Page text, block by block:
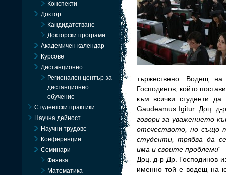
тържествено. Водещ
Господинов, който
към всички студенти да
Gaudeamus Igitur. Доц. д-
говори за уважението
отечеството, но също
студенти, трябва да
има и своите проблеми“
Доц. д-р Др. Господинов
именно той е водещ на
Конспекти
Доктор
Кандидатстване
Докторски програми
Академичен календар
Курсове
Дистанционно
Регионален център за
дистанционно
обучение
Студентски практики
Научна дейност
Научни трудове
Конференции
Семинари
Физика
Математика